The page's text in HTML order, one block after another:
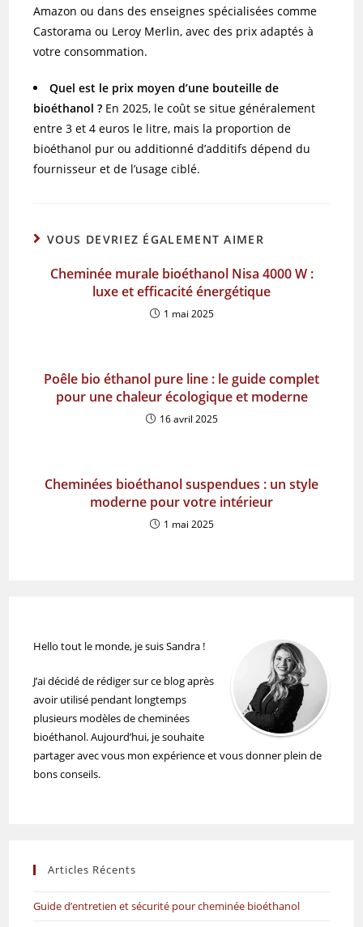
Amazon ou dans des enseignes spécialisées comme
Castorama ou Leroy Merlin, avec des prix adaptés à
votre consommation.
Quel est le prix moyen d’une bouteille de
bioéthanol ? En 2025, le coût se situe généralement
entre 3 et 4 euros le litre, mais la proportion de
bioéthanol pur ou additionné d’additifs dépend du
fournisseur et de l’usage ciblé.
VOUS DEVRIEZ ÉGALEMENT AIMER
Cheminée murale bioéthanol Nisa 4000 W :
luxe et efficacité énergétique
1 mai 2025
Poêle bio éthanol pure line : le guide complet
pour une chaleur écologique et moderne
16 avril 2025
Cheminées bioéthanol suspendues : un style
moderne pour votre intérieur
1 mai 2025
Hello tout le monde, je suis Sandra !
J’ai décidé de rédiger sur ce blog après
avoir utilisé pendant longtemps
plusieurs modèles de cheminées
bioéthanol. Aujourd’hui, je souhaite
partager avec vous mon expérience et vous donner plein de
bons conseils.
Articles Récents
Guide d’entretien et sécurité pour cheminée bioéthanol